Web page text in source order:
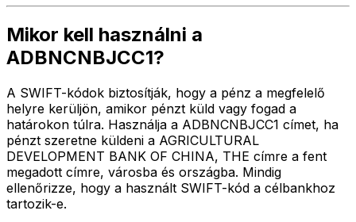
Mikor kell használni a
ADBNCNBJCC1?
A SWIFT-kódok biztosítják, hogy a pénz a megfelelő
helyre kerüljön, amikor pénzt küld vagy fogad a
határokon túlra. Használja a ADBNCNBJCC1 címet, ha
pénzt szeretne küldeni a AGRICULTURAL
DEVELOPMENT BANK OF CHINA, THE címre a fent
megadott címre, városba és országba. Mindig
ellenőrizze, hogy a használt SWIFT-kód a célbankhoz
tartozik-e.